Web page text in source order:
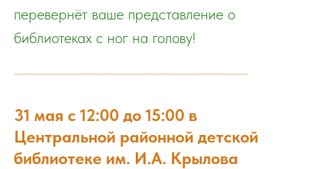
перевернёт ваше представление о
библиотеках с ног на голову!
31 мая с 12:00 до 15:00 в
Центральной районной детской
библиотеке им. И.А. Крылова